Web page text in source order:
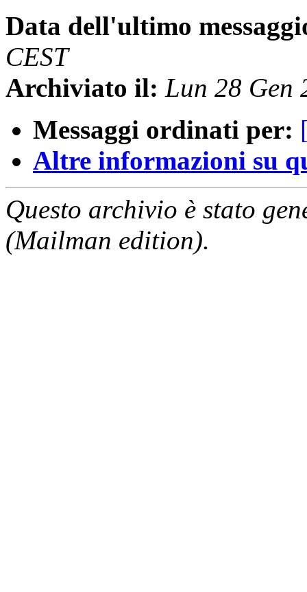
Data dell'ultimo
CEST
Archiviato il: Lun 28 Gen
Messaggi ordinati per:
Altre informazioni su
Questo archivio è stato
(Mailman edition).